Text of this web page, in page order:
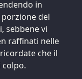
in
del
sebbene vi
raffinati nelle
che il